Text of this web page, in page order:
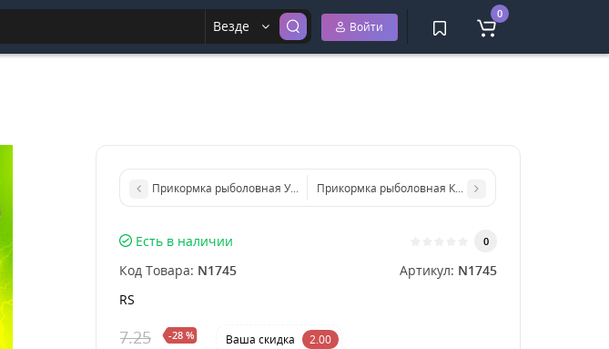
Везде Войти
0
Прикормка рыболовная Универсал 1 кг мелкий помолПрикормка рыболовная Карп крупный XXL 1 кг
Есть в наличии 0
Код Товара: N1745 Артикул: N1745
RS
7.25 -28 % Ваша cкидка 2.00